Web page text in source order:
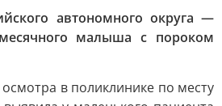
автономного округа —
малыша с пороком
в поликлинике по месту